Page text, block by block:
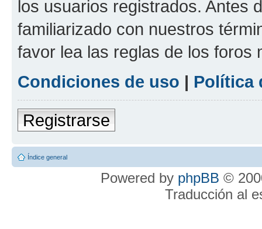
los usuarios registrados. Antes
familiarizado con nuestros
favor lea las reglas de los foros
Condiciones de uso | Política
Registrarse
Índice general
Powered by phpBB ©
Traducción al